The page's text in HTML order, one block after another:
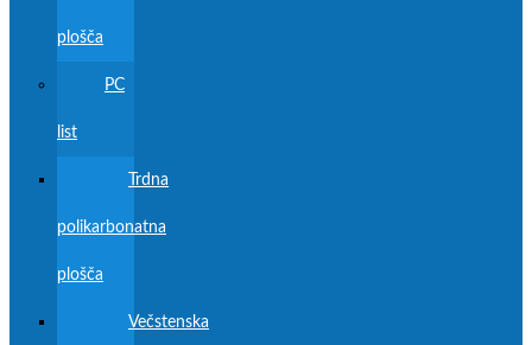
plošča
PC
list
Trdna
polikarbonatna
plošča
Večstenska